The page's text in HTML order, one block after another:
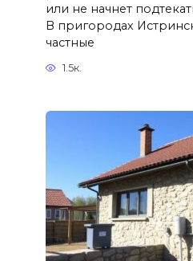
или не начнет
В пригородах
частные
1.5к.